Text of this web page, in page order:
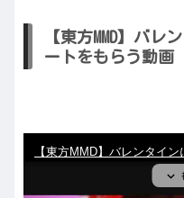
【東方MMD】バ
ートをもらう動画